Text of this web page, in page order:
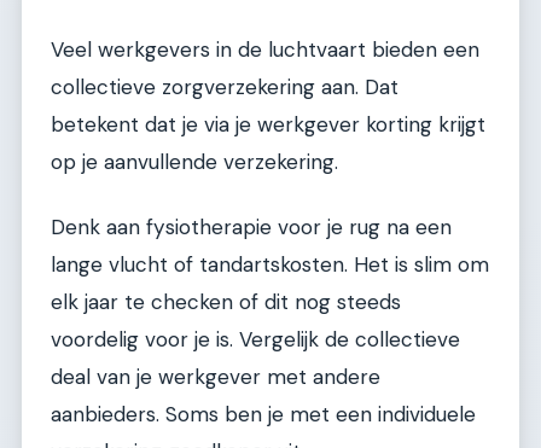
Veel werkgevers in de luchtvaart bieden een
collectieve zorgverzekering aan. Dat
betekent dat je via je werkgever korting krijgt
op je aanvullende verzekering.
Denk aan fysiotherapie voor je rug na een
lange vlucht of tandartskosten. Het is slim om
elk jaar te checken of dit nog steeds
voordelig voor je is. Vergelijk de collectieve
deal van je werkgever met andere
aanbieders. Soms ben je met een individuele